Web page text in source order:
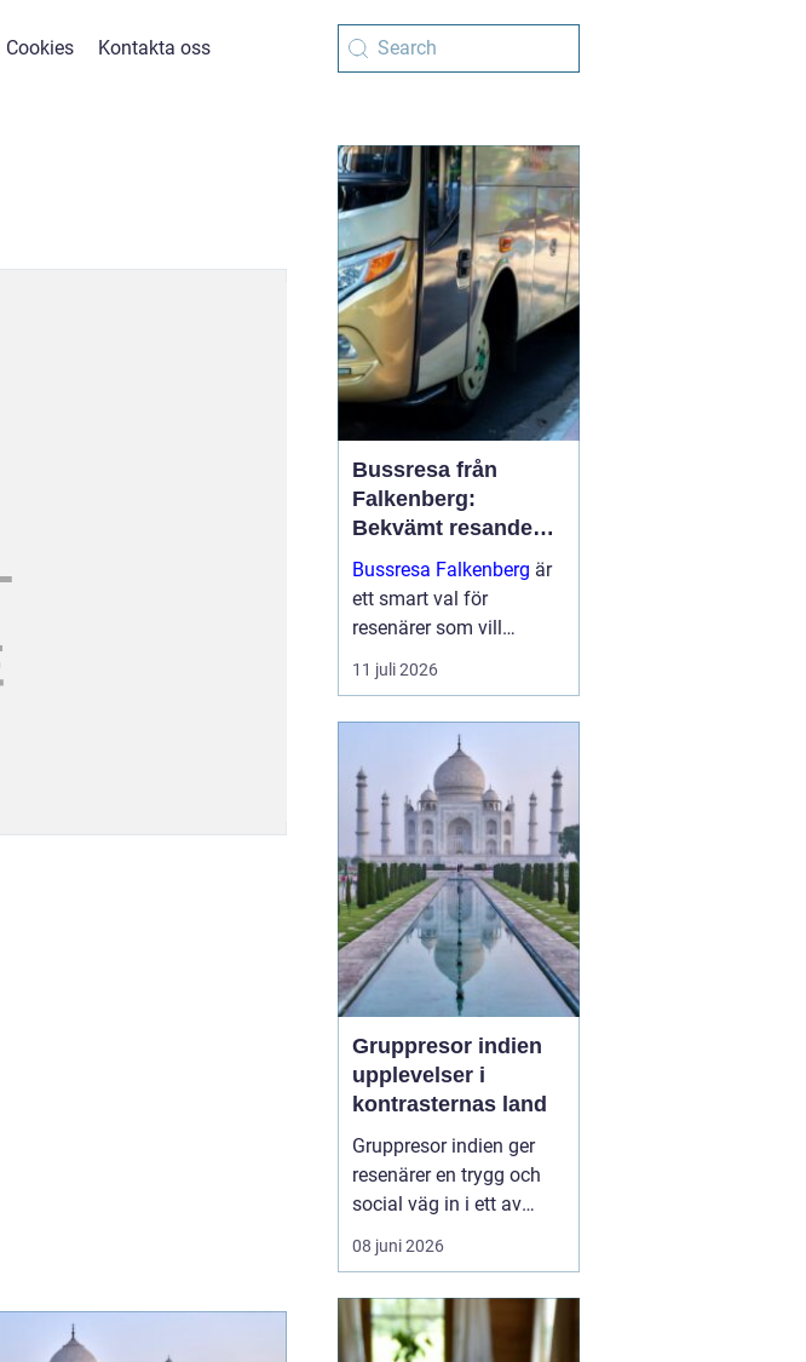
Cookies Kontakta oss
Bussresa från
Falkenberg:
Bekvämt resande
och upplevelser
längs vägen
Bussresa Falkenberg är
ett smart val för
resenärer som vill
kombinera enkel logistik,
prisvärda lösningar och
11 juli 2026
Gruppresor indien
upplevelser i
kontrasternas land
Gruppresor indien ger
resenärer en trygg och
social väg in i ett av
världens mest färgstarka
länder. Landet bjuder på
heliga platser och
myllrande städer, mellan
08 juni 2026